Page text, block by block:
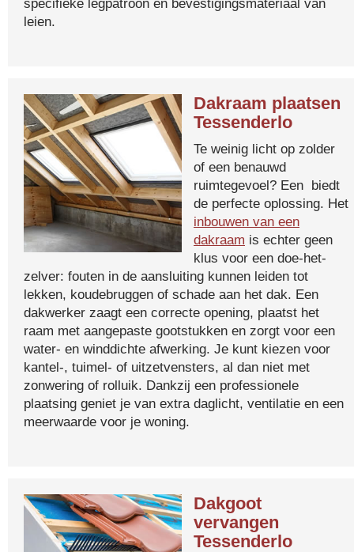
specifieke legpatroon en bevestigingsmateriaal van
leien.
Dakraam plaatsen
Tessenderlo
Te weinig licht op zolder
of een benauwd
ruimtegevoel? Een biedt
de perfecte oplossing. Het
inbouwen van een
dakraam is echter geen
klus voor een doe-het-
zelver: fouten in de aansluiting kunnen leiden tot
lekken, koudebruggen of schade aan het dak. Een
dakwerker zaagt een correcte opening, plaatst het
raam met aangepaste gootstukken en zorgt voor een
water- en winddichte afwerking. Je kunt kiezen voor
kantel-, tuimel- of uitzetvensters, al dan niet met
zonwering of rolluik. Dankzij een professionele
plaatsing geniet je van extra daglicht, ventilatie en een
meerwaarde voor je woning.
Dakgoot
vervangen
Tessenderlo